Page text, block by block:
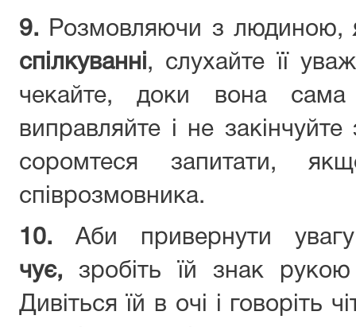
9.
Розмовляючи з людиною,
спілкуванні , слухайте її
чекайте, доки вона
виправляйте і не
соромтеся запитати,
співрозмовника.
10. Аби привернути
чує, зробіть їй знак
Дивіться їй в очі і говоріть